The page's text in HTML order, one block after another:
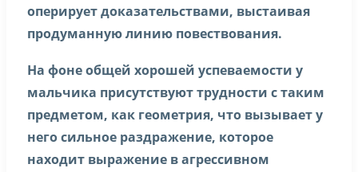
оперирует доказательствами, выстаивая
продуманную линию повествования.
На фоне общей хорошей успеваемости у
мальчика присутствуют трудности с таким
предметом, как геометрия, что вызывает у
него сильное раздражение, которое
находит выражение в агрессивном